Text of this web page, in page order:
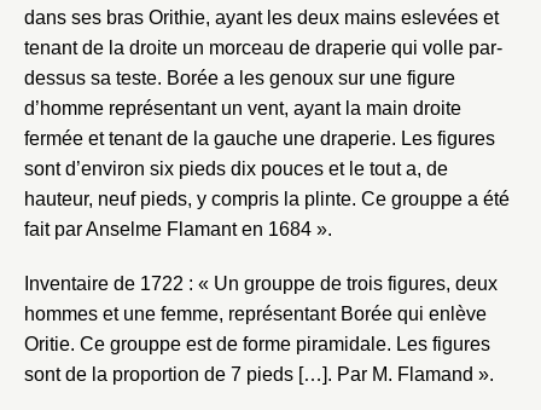
dans ses bras Orithie, ayant les deux mains eslevées et
tenant de la droite un morceau de draperie qui volle par-
dessus sa teste. Borée a les genoux sur une figure
d’homme représentant un vent, ayant la main droite
fermée et tenant de la gauche une draperie. Les figures
sont d’environ six pieds dix pouces et le tout a, de
hauteur, neuf pieds, y compris la plinte. Ce grouppe a été
fait par Anselme Flamant en 1684 ».
Inventaire de 1722 : « Un grouppe de trois figures, deux
hommes et une femme, représentant Borée qui enlève
Oritie. Ce grouppe est de forme piramidale. Les figures
sont de la proportion de 7 pieds […]. Par M. Flamand ».